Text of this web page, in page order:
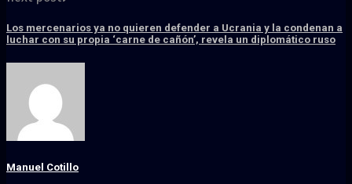
Los mercenarios ya no quieren defender a Ucrania y la condenan a
luchar con su propia ‘carne de cañón’, revela un diplomático ruso
Manuel Cotillo